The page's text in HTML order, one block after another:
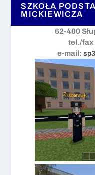
SZKOŁA
MICKIEWICZA
62-400
tel./fax
e-mail: